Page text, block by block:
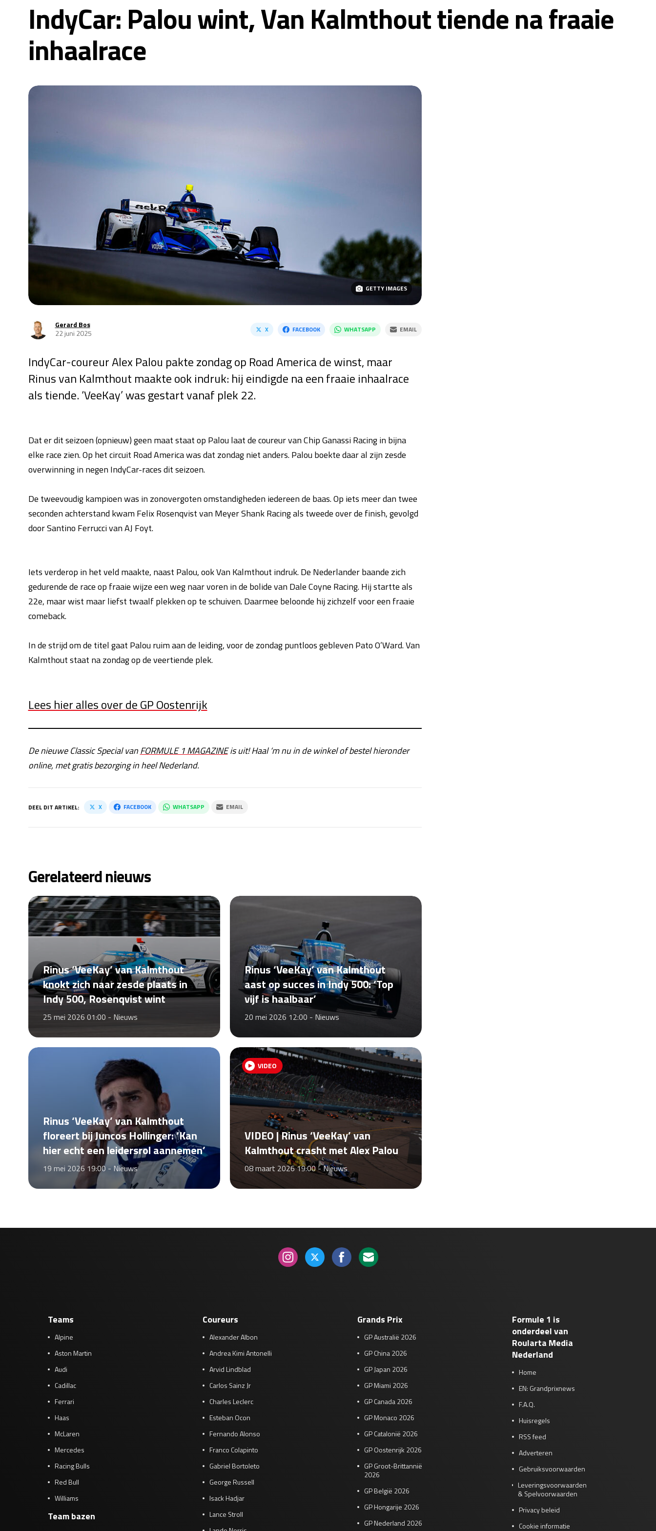
IndyCar: Palou wint, Van Kalmthout tiende na fraaie
inhaalrace
GETTY IMAGES
Gerard Bos
22 juni 2025
X FACEBOOK WHATSAPP EMAIL
IndyCar-coureur Alex Palou pakte zondag op Road America de winst, maar
Rinus van Kalmthout maakte ook indruk: hij eindigde na een fraaie inhaalrace
als tiende. ‘VeeKay’ was gestart vanaf plek 22.
Dat er dit seizoen (opnieuw) geen maat staat op Palou laat de coureur van Chip Ganassi Racing in bijna
elke race zien. Op het circuit Road America was dat zondag niet anders. Palou boekte daar al zijn zesde
overwinning in negen IndyCar-races dit seizoen.
De tweevoudig kampioen was in zonovergoten omstandigheden iedereen de baas. Op iets meer dan twee
seconden achterstand kwam Felix Rosenqvist van Meyer Shank Racing als tweede over de finish, gevolgd
door Santino Ferrucci van AJ Foyt.
Iets verderop in het veld maakte, naast Palou, ook Van Kalmthout indruk. De Nederlander baande zich
gedurende de race op fraaie wijze een weg naar voren in de bolide van Dale Coyne Racing. Hij startte als
22e, maar wist maar liefst twaalf plekken op te schuiven. Daarmee beloonde hij zichzelf voor een fraaie
comeback.
In de strijd om de titel gaat Palou ruim aan de leiding, voor de zondag puntloos gebleven Pato O’Ward. Van
Kalmthout staat na zondag op de veertiende plek.
Lees hier alles over de GP Oostenrijk
De nieuwe Classic Special vanFORMULE 1 MAGAZINEis uit! Haal ‘m nu in de winkel of bestel hieronder
online, met gratis bezorging in heel Nederland.
DEEL DIT ARTIKEL: X FACEBOOK WHATSAPP EMAIL
Gerelateerd nieuws
Rinus ‘VeeKay’ van Kalmthout
knokt zich naar zesde plaats in
Indy 500, Rosenqvist wint
25 mei 2026 01:00 - Nieuws
Rinus ‘VeeKay’ van Kalmthout
aast op succes in Indy 500: ‘Top
vijf is haalbaar’
20 mei 2026 12:00 - Nieuws
Rinus ‘VeeKay’ van Kalmthout
floreert bij Juncos Hollinger: ‘Kan
hier echt een leidersrol aannemen’
19 mei 2026 19:00 - Nieuws
VIDEO
VIDEO | Rinus ‘VeeKay’ van
Kalmthout crasht met Alex Palou
08 maart 2026 19:00 -Nieuws
Teams
Alpine
Aston Martin
Audi
Cadillac
Ferrari
Haas
McLaren
Mercedes
Racing Bulls
Red Bull
Williams
Team bazen
Coureurs
Alexander Albon
Andrea Kimi Antonelli
Arvid Lindblad
Carlos Sainz Jr
Charles Leclerc
Esteban Ocon
Fernando Alonso
Franco Colapinto
Gabriel Bortoleto
George Russell
Isack Hadjar
Lance Stroll
Grands Prix
GP Australië 2026
GP China 2026
GP Japan 2026
GP Miami 2026
GP Canada 2026
GP Monaco 2026
GP Catalonië 2026
GP Oostenrijk 2026
GP Groot-Brittannië
2026
GP België 2026
GP Hongarije 2026
GP Nederland 2026
Formule 1 is
onderdeel van
Roularta Media
Nederland
Home
EN: Grandprixnews
F.A.Q.
Huisregels
RSS feed
Adverteren
Gebruiksvoorwaarden
Leveringsvoorwaarden
& Spelvoorwaarden
Privacy beleid
Cookie informatie